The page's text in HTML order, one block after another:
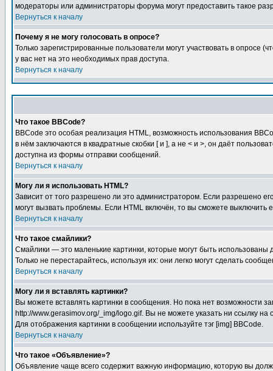
модераторы или администраторы форума могут предоставить такое
Вернуться к началу
Почему я не могу голосовать в опросе?
Только зарегистрированные пользователи могут участвовать в опросе
у вас нет на это необходимых прав доступа.
Вернуться к началу
Что такое BBCode?
BBCode это особая реализация HTML, возможность использования
в нём заключаются в квадратные скобки [ и ], а не < и >, он даёт
доступна из формы отправки сообщений.
Вернуться к началу
Могу ли я использовать HTML?
Зависит от того разрешено ли это администратором. Если разрешено
могут вызвать проблемы. Если HTML включён, то вы сможете выключить
Вернуться к началу
Что такое смайлики?
Смайлики — это маленькие картинки, которые могут быть
Только не перестарайтесь, используя их: они легко могут сделать
Вернуться к началу
Могу ли я вставлять картинки?
Вы можете вставлять картинки в сообщения. Но пока нет возможности
http://www.gerasimov.org/_img/logo.gif. Вы не можете указать ни ссылку
Для отображения картинки в сообщении используйте тэг [img] BBCode.
Вернуться к началу
Что такое «Объявление»?
Объявление чаще всего содержит важную информацию, которую вы